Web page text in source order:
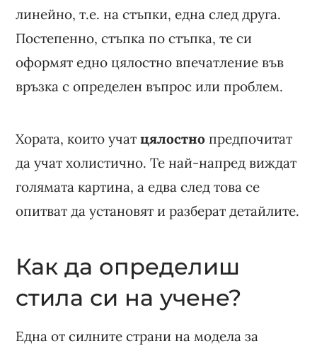
линейно, т.е. на стъпки, една след друга.
Постепенно, стъпка по стъпка, те си
оформят едно цялостно впечатление във
връзка с определен въпрос или проблем.
Хората, които учатцялостно предпочитат
да учат холистично. Те най-напред виждат
голямата картина, а едва след това се
опитват да установят и разберат детайлите.
Как да определиш
стила си на учене?
Една от силните страни на модела за